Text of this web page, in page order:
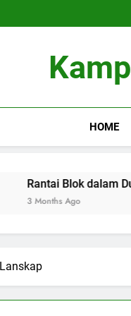
HOME
Blok dalam Dunia
Ago